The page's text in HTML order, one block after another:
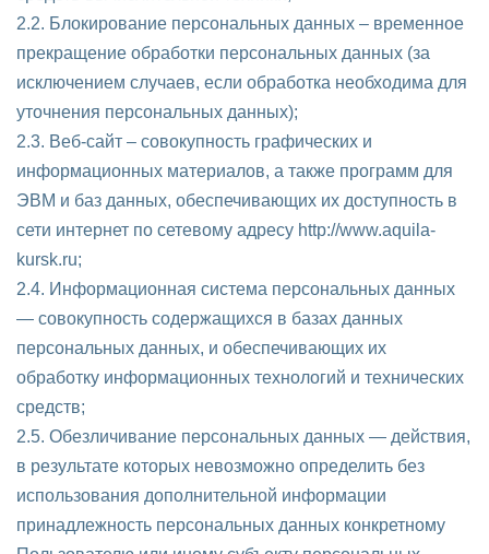
2.2. Блокирование персональных данных – временное
прекращение обработки персональных данных (за
исключением случаев, если обработка необходима для
уточнения персональных данных);
2.3. Веб-сайт – совокупность графических и
информационных материалов, а также программ для
ЭВМ и баз данных, обеспечивающих их доступность в
сети интернет по сетевому адресу http://www.aquila-
kursk.ru;
2.4. Информационная система персональных данных
— совокупность содержащихся в базах данных
персональных данных, и обеспечивающих их
обработку информационных технологий и технических
средств;
2.5. Обезличивание персональных данных — действия,
в результате которых невозможно определить без
использования дополнительной информации
принадлежность персональных данных конкретному